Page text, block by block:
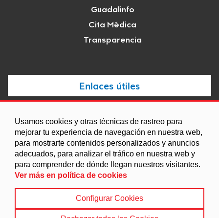
Usamos cookies y otras técnicas de rastreo para
mejorar tu experiencia de navegación en nuestra web,
para mostrarte contenidos personalizados y anuncios
adecuados, para analizar el tráfico en nuestra web y
para comprender de dónde llegan nuestros visitantes.
Ver más en política de cookies
Configurar Cookies
Guadalinfo
Cita Médica
Transparencia
Enlaces útiles
Agenda
Ordenanzas
Entidades y asociaciones
Política de Cookies